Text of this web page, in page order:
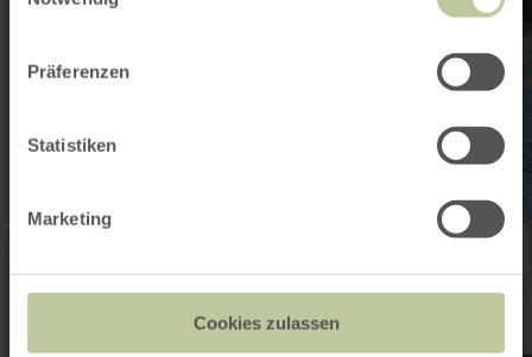
Präferenzen
Statistiken
Marketing
Cookies zulassen